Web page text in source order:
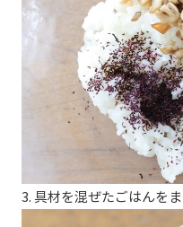
3. 具材を混ぜたごはんを